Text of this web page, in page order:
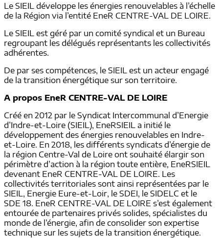
Le SIEIL développe les énergies renouvelables à l’échelle
de la Région via l’entité EneR CENTRE-VAL DE LOIRE.
Le SIEIL est géré par un comité syndical et un Bureau
regroupant les délégués représentants les collectivités
adhérentes.
De par ses compétences, le SIEIL est un acteur engagé
de la transition énergétique sur son territoire.
A propos EneR CENTRE-VAL DE LOIRE
Créé en 2012 par le Syndicat Intercommunal d’Energie
d’Indre-et-Loire (SIEIL), EneRSIEIL a initié le
développement des énergies renouvelables en Indre-
et-Loire. En 2018, les différents syndicats d’énergie de
la région Centre-Val de Loire ont souhaité élargir son
périmètre d’action à la région toute entière, EneRSIEIL
devenant EneR CENTRE-VAL DE LOIRE. Les
collectivités territoriales sont ainsi représentées par le
SIEIL, Energie Eure-et-Loir, le SDEI, le SIDELC et le
SDE 18. EneR CENTRE-VAL DE LOIRE s’est également
entourée de partenaires privés solides, spécialistes du
monde de l’énergie, afin de consolider son expertise
technique sur les sujets de la transition énergétique.